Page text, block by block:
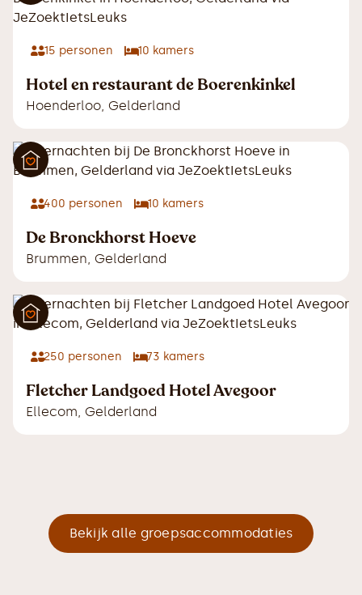
15 personen 10 kamers
Hotel en restaurant de Boerenkinkel
Hoenderloo, Gelderland
400 personen 10 kamers
De Bronckhorst Hoeve
Brummen, Gelderland
250 personen 73 kamers
Fletcher Landgoed Hotel Avegoor
Ellecom, Gelderland
Bekijk alle groepsaccommodaties